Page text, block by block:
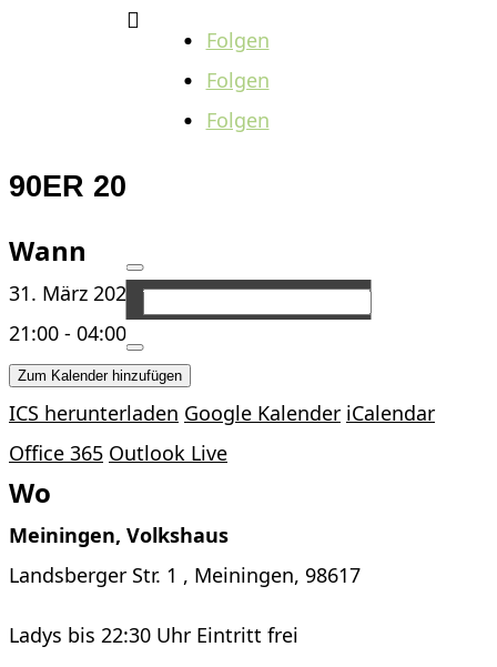

Folgen
Folgen
Folgen
90ER 2000ER PARTY
Wann
31. März 2024 - 1. April 2024
21:00 - 04:00
Zum Kalender hinzufügen
ICS herunterladen Google Kalender iCalendar
Office 365 Outlook Live
Wo
Meiningen, Volkshaus
Landsberger Str. 1 , Meiningen, 98617
Ladys bis 22:30 Uhr Eintritt frei